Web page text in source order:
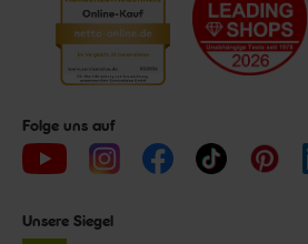
Folge uns auf
Unsere Siegel